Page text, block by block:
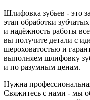
Шлифовка зубьев - это
этап обработки
и надёжность работы
вы получите детали с
шероховатостью и
выполняем шлифовку
и по разумным ценам.
Нужна
Свяжитесь с нами - мы